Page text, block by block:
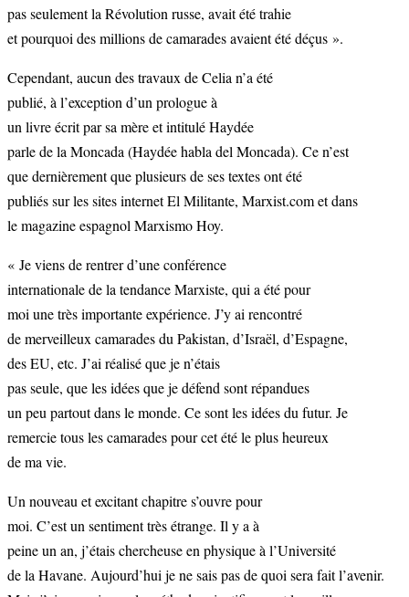
pas seulement la Révolution russe, avait été trahie
et pourquoi des millions de camarades avaient été déçus ».
Cependant, aucun des travaux de Celia n’a été
publié, à l’exception d’un prologue à
un livre écrit par sa mère et intitulé Haydée
parle de la Moncada (Haydée habla del Moncada). Ce n’est
que dernièrement que plusieurs de ses textes ont été
publiés sur les sites internet El Militante, Marxist.com et dans
le magazine espagnol Marxismo Hoy.
« Je viens de rentrer d’une conférence
internationale de la tendance Marxiste, qui a été pour
moi une très importante expérience. J’y ai rencontré
de merveilleux camarades du Pakistan, d’Israël, d’Espagne,
des EU, etc. J’ai réalisé que je n’étais
pas seule, que les idées que je défend sont répandues
un peu partout dans le monde. Ce sont les idées du futur. Je
remercie tous les camarades pour cet été le plus heureux
de ma vie.
Un nouveau et excitant chapitre s’ouvre pour
moi. C’est un sentiment très étrange. Il y a à
peine un an, j’étais chercheuse en physique à l’Université
de la Havane. Aujourd’hui je ne sais pas de quoi sera fait l’avenir.